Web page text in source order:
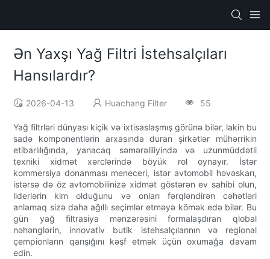
Ən Yaxşı Yağ Filtri İstehsalçıları
Hansılardır?
2026-04-13 Huachang Filter 55
Yağ filtrləri dünyası kiçik və ixtisaslaşmış görünə bilər, lakin bu
sadə komponentlərin arxasında duran şirkətlər mühərrikin
etibarlılığında, yanacaq səmərəliliyində və uzunmüddətli
texniki xidmət xərclərində böyük rol oynayır. İstər
kommersiya donanması meneceri, istər avtomobil həvəskarı,
istərsə də öz avtomobilinizə xidmət göstərən ev sahibi olun,
liderlərin kim olduğunu və onları fərqləndirən cəhətləri
anlamaq sizə daha ağıllı seçimlər etməyə kömək edə bilər. Bu
gün yağ filtrasiya mənzərəsini formalaşdıran qlobal
nəhənglərin, innovativ butik istehsalçılarının və regional
çempionların qarışığını kəşf etmək üçün oxumağa davam
edin.